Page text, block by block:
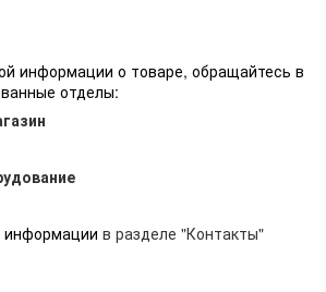
информации о товаре, обращайтесь в
отделы:
информации в разделе "Контакты"